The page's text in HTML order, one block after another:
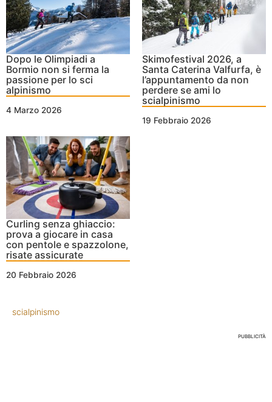
Dopo le Olimpiadi a
Bormio non si ferma la
passione per lo sci
alpinismo
4 Marzo 2026
Skimofestival 2026, a
Santa Caterina Valfurfa, è
l’appuntamento da non
perdere se ami lo
scialpinismo
19 Febbraio 2026
Curling senza ghiaccio:
prova a giocare in casa
con pentole e spazzolone,
risate assicurate
20 Febbraio 2026
scialpinismo
PUBBLICITÀ